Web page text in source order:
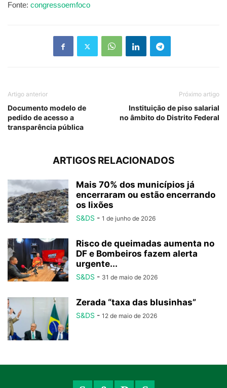
Fonte: congressoemfoco
Artigo anterior
Documento modelo de
pedido de acesso a
transparência pública
Próximo artigo
Instituição de piso salarial
no âmbito do Distrito Federal
ARTIGOS RELACIONADOS
Mais 70% dos municípios já
encerraram ou estão encerrando
os lixões
S&DS - 1 de junho de 2026
Risco de queimadas aumenta no
DF e Bombeiros fazem alerta
urgente...
S&DS - 31 de maio de 2026
Zerada “taxa das blusinhas”
S&DS - 12 de maio de 2026